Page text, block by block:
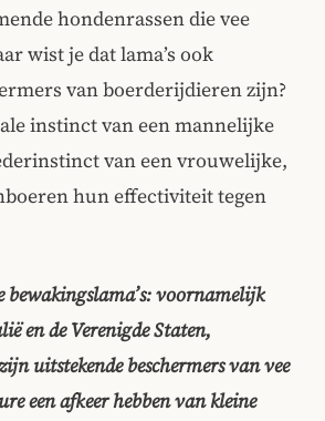
hondenrassen die vee
wist je dat lama’s ook
van boerderijdieren zijn?
instinct van een mannelijke
van een vrouwelijke,
hun effectiviteit tegen
voornamelijk
en de Verenigde Staten,
uitstekende beschermers van vee
een afkeer hebben van kleine